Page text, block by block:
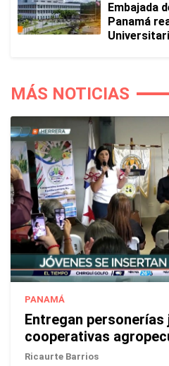
Embajada
Panamá
MÁS NOTICIAS
PANAMÁ
Entregan
cooperativas
Ricaurte Barrios